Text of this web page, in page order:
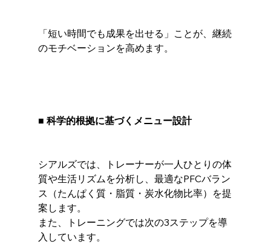
「短い時間でも成果を出せる」ことが、継続
のモチベーションを高めます。
■ 科学的根拠に基づくメニュー設計
シアルズでは、トレーナーが一人ひとりの体
質や生活リズムを分析し、最適なPFCバラン
ス（たんぱく質・脂質・炭水化物比率）を提
案します。
また、トレーニングでは次の3ステップを導
入しています。